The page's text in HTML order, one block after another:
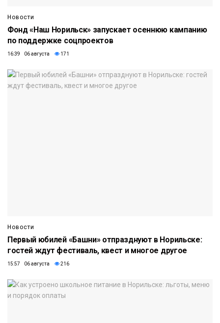
Новости
Фонд «Наш Норильск» запускает осеннюю кампанию
по поддержке соцпроектов
16:39 06 августа 171
Новости
Первый юбилей «Башни» отпразднуют в Норильске:
гостей ждут фестиваль, квест и многое другое
15:57 06 августа 216